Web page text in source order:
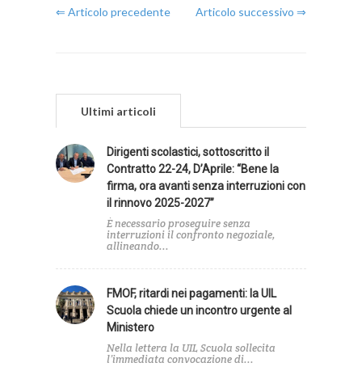
⇐ Articolo precedente Articolo successivo ⇒
Ultimi articoli
Dirigenti scolastici, sottoscritto il
Contratto 22-24, D’Aprile: “Bene la
firma, ora avanti senza interruzioni con
il rinnovo 2025-2027”
È necessario proseguire senza
interruzioni il confronto negoziale,
allineando...
FMOF, ritardi nei pagamenti: la UIL
Scuola chiede un incontro urgente al
Ministero
Nella lettera la UIL Scuola sollecita
l’immediata convocazione di...